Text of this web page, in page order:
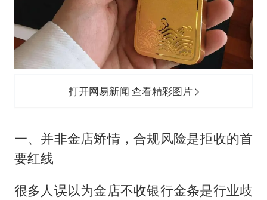
打开网易新闻 查看精彩图片
一、并非金店矫情，合规风险是拒收的首
要红线
很多人误以为金店不收银行金条是行业歧